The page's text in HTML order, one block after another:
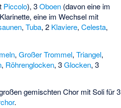
Piccolo), 3Oboen (davon eine im
eine im Wechsel mit
,Tuba, 2 Klaviere,Celesta,
,Großer Trommel,Triangel,
, Röhrenglocken, 3Glocken, 3
gemischten Chor mit Soli für 3
.